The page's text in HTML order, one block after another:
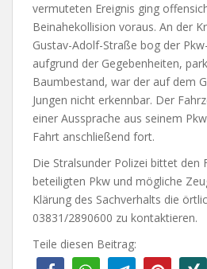
vermuteten Ereignis ging
Beinahekollision voraus. An der
Gustav-Adolf-Straße bog der
aufgrund der Gegebenheiten,
Baumbestand, war der auf dem
Jungen nicht erkennbar. Der
einer Aussprache aus seinem
Fahrt anschließend fort.
Die Stralsunder Polizei bittet den
beteiligten Pkw und mögliche
Klärung des Sachverhalts die
03831/2890600 zu kontaktieren.
Teile diesen Beitrag: